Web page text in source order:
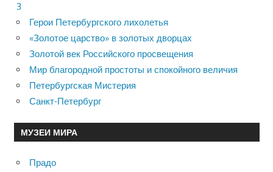
3
Герои Петербургского лихолетья
«Золотое царство» в золотых дворцах
Золотой век Российского просвещения
Мир благородной простоты и спокойного величия
Петербургская Мистерия
Санкт-Петербург
МУЗЕИ МИРА
Прадо